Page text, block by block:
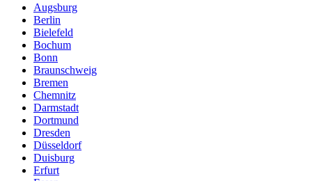
Augsburg
Berlin
Bielefeld
Bochum
Bonn
Braunschweig
Bremen
Chemnitz
Darmstadt
Dortmund
Dresden
Düsseldorf
Duisburg
Erfurt